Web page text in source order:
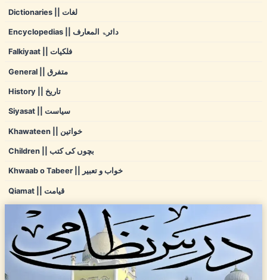
Dictionaries || لغات
Encyclopedias || دائرۃ المعارف
Falkiyaat || فلکیات
General || متفرق
History || تاریخ
Siyasat || سیاست
Khawateen || خواتین
Children || بچوں کی کتب
Khwaab o Tabeer || خواب و تعبیر
Qiamat || قیامت